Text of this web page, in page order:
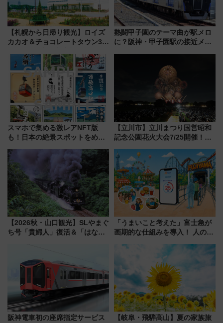
【札幌から日帰り観光】ロイズ
カカオ＆チョコレートタウン3周
詰め放題を開催、ロイズタウン
駅からのアクセスも
熱闘甲子園のテーマ曲が駅メロ
に？阪神・甲子園駅の接近メロ
スマホで集める激レアNFT版
も！日本の絶景スポットをめぐ
ん)」企画がスタート
【立川市】立川まつり国営昭和
記念公園花火大会7/25開催！
混雑に要注意、その理由は
【2026秋・山口観光】SLやまぐ
ち号「貴婦人」復活＆「はなあ
り方は？
「うまいこと考えた」富士急が
画期的な仕組みを導入！ 人のか
ん」始動
阪神電車初の座席指定サービス
【岐阜・飛騨高山】夏の家族旅